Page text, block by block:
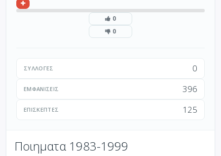
0
0
ΣΥΛΛΟΓΈΣ 0
ΕΜΦΑΝΊΣΕΙΣ 396
ΕΠΙΣΚΈΠΤΕΣ 125
Ποιηματα 1983-1999